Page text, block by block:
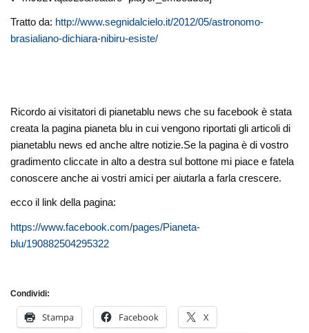
Tratto da: http://www.segnidalcielo.it/2012/05/astronomo-
brasialiano-dichiara-nibiru-esiste/
Ricordo ai visitatori di pianetablu news che su facebook è stata
creata la pagina pianeta blu in cui vengono riportati gli articoli di
pianetablu news ed anche altre notizie.Se la pagina è di vostro
gradimento cliccate in alto a destra sul bottone mi piace e fatela
conoscere anche ai vostri amici per aiutarla a farla crescere.
ecco il link della pagina:
https://www.facebook.com/pages/Pianeta-
blu/190882504295322
Condividi:
Stampa Facebook X